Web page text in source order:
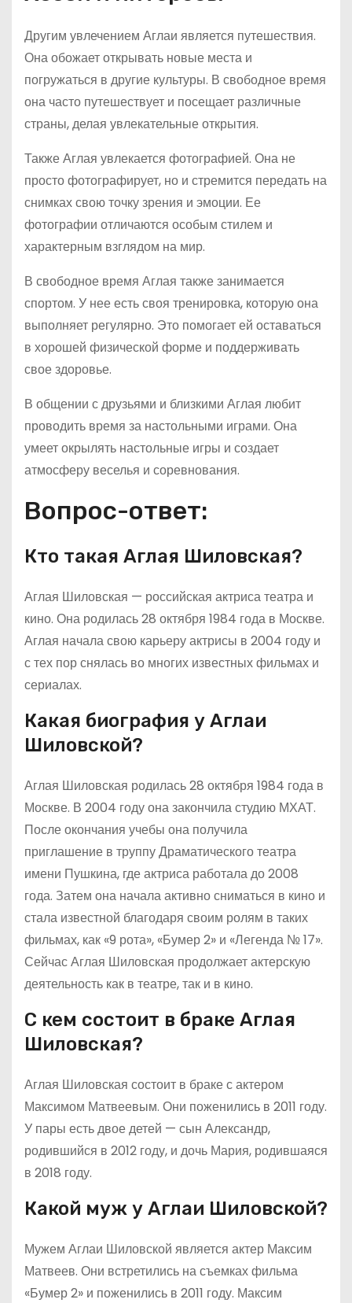
Другим увлечением Аглаи является путешествия.
Она обожает открывать новые места и
погружаться в другие культуры. В свободное время
она часто путешествует и посещает различные
страны, делая увлекательные открытия.
Также Аглая увлекается фотографией. Она не
просто фотографирует, но и стремится передать на
снимках свою точку зрения и эмоции. Ее
фотографии отличаются особым стилем и
характерным взглядом на мир.
В свободное время Аглая также занимается
спортом. У нее есть своя тренировка, которую она
выполняет регулярно. Это помогает ей оставаться
в хорошей физической форме и поддерживать
свое здоровье.
В общении с друзьями и близкими Аглая любит
проводить время за настольными играми. Она
умеет окрылять настольные игры и создает
атмосферу веселья и соревнования.
Вопрос-ответ:
Кто такая Аглая Шиловская?
Аглая Шиловская — российская актриса театра и
кино. Она родилась 28 октября 1984 года в Москве.
Аглая начала свою карьеру актрисы в 2004 году и
с тех пор снялась во многих известных фильмах и
сериалах.
Какая биография у Аглаи
Шиловской?
Аглая Шиловская родилась 28 октября 1984 года в
Москве. В 2004 году она закончила студию МХАТ.
После окончания учебы она получила
приглашение в труппу Драматического театра
имени Пушкина, где актриса работала до 2008
года. Затем она начала активно сниматься в кино и
стала известной благодаря своим ролям в таких
фильмах, как «9 рота», «Бумер 2» и «Легенда № 17».
Сейчас Аглая Шиловская продолжает актерскую
деятельность как в театре, так и в кино.
С кем состоит в браке Аглая
Шиловская?
Аглая Шиловская состоит в браке с актером
Максимом Матвеевым. Они поженились в 2011 году.
У пары есть двое детей — сын Александр,
родившийся в 2012 году, и дочь Мария, родившаяся
в 2018 году.
Какой муж у Аглаи Шиловской?
Мужем Аглаи Шиловской является актер Максим
Матвеев. Они встретились на съемках фильма
«Бумер 2» и поженились в 2011 году. Максим